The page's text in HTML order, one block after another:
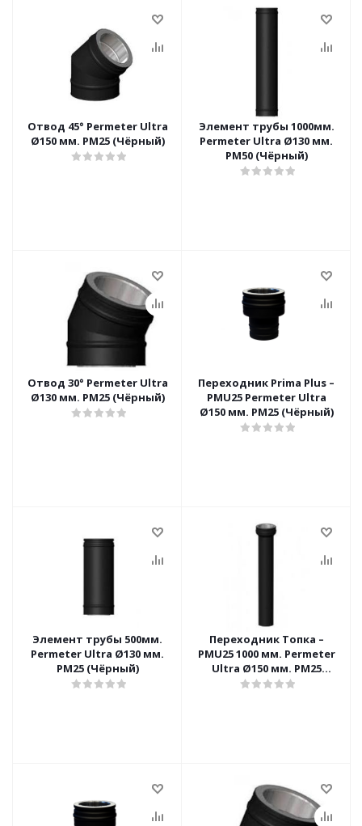
Отвод 45° Permeter Ultra
Ø150 мм. PM25 (Чёрный)
Элемент трубы 1000мм.
Permeter Ultra Ø130 мм.
PM50 (Чёрный)
Отвод 30° Permeter Ultra
Ø130 мм. PM25 (Чёрный)
Переходник Prima Plus –
PMU25 Permeter Ultra
Ø150 мм. PM25 (Чёрный)
Элемент трубы 500мм.
Permeter Ultra Ø130 мм.
PM25 (Чёрный)
Переходник Топка –
PMU25 1000 мм. Permeter
Ultra Ø150 мм. PM25
(Чёрный)